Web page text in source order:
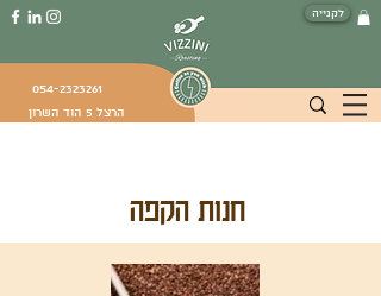
לקנייה
054-2323261
הרצל 5 הוד השרון
חנות הקפה